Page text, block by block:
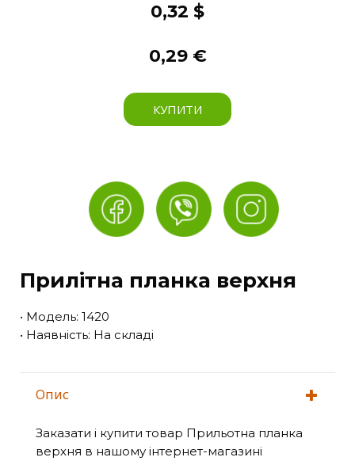
0,32 $
0,29 €
КУПИТИ
Прилітна планка верхня
• Модель: 1420
• Наявність: На складі
Опис
Заказати і купити товар Прильотна планка
верхня в нашому інтернет-магазині